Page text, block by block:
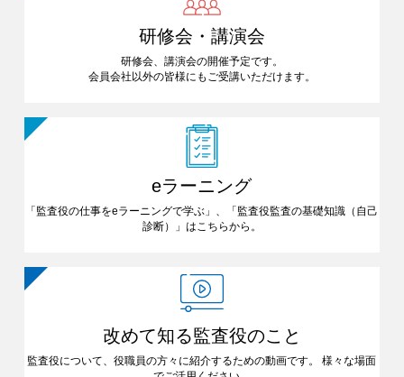
研修会・講演会
研修会、講演会の開催予定です。
会員会社以外の皆様にも ご受講いただけます。
eラーニング
「監査役の仕事をeラーニングで学ぶ」、「監査役監査の基礎知識 （自己
診断）」はこちらから。
改めて知る監査役のこと
監査役について、役職員の方々に紹介するための動画です。
様々な場面